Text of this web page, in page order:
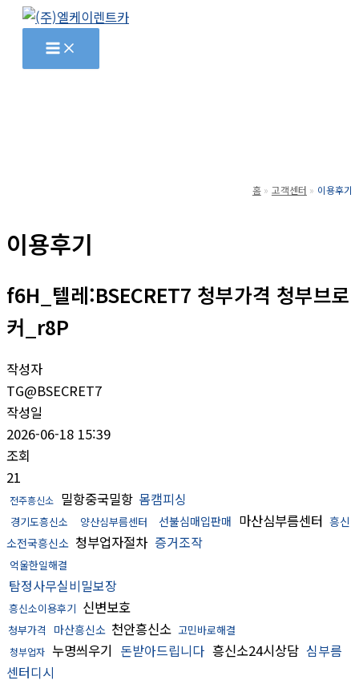
홈 고객센터 이용후기
이용후기
f6H_텔레:BSECRET7 청부가격 청부브로
커_r8P
작성자
TG@BSECRET7
작성일
2026-06-18 15:39
조회
21
전주흥신소 밀항중국밀항 몸캠피싱
경기도흥신소 양산심부름센터 선불심매입판매 마산심부름센터 흥신
소전국흥신소 청부업자절차 증거조작
억울한일해결
탐정사무실비밀보장
흥신소이용후기 신변보호
청부가격 마산흥신소 천안흥신소 고민바로해결
청부업자 누명씌우기 돈받아드립니다 흥신소24시상담 심부름
센터디시